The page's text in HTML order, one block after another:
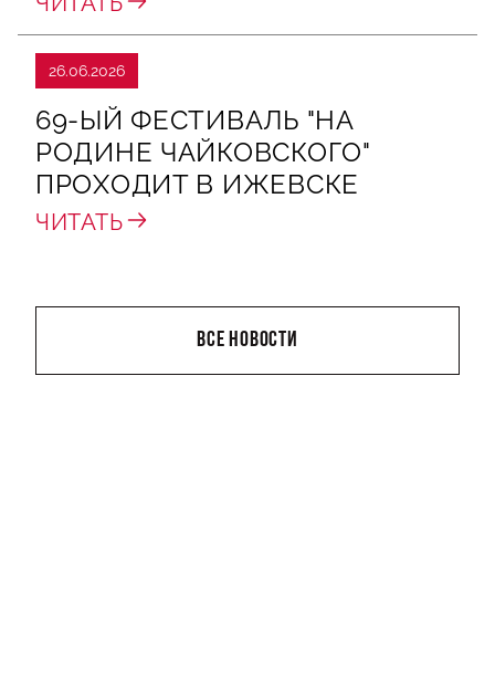
26.06.2026
69-ЫЙ ФЕСТИВАЛЬ "НА
РОДИНЕ ЧАЙКОВСКОГО"
ПРОХОДИТ В ИЖЕВСКЕ
ЧИТАТЬ
ВСЕ НОВОСТИ